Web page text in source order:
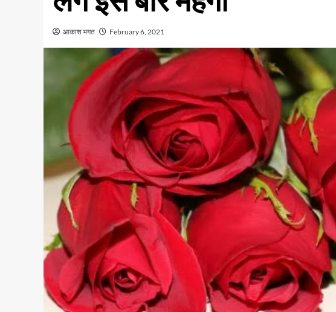
आकाश भगत February 6, 2021